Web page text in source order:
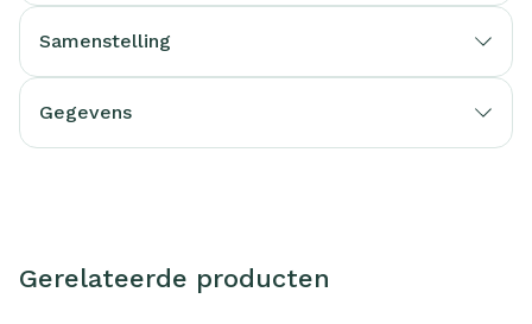
Samenstelling
Gegevens
Gerelateerde producten